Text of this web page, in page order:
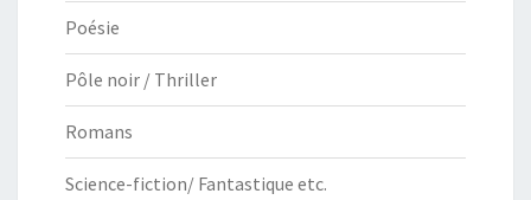
Poésie
Pôle noir / Thriller
Romans
Science-fiction/ Fantastique etc.